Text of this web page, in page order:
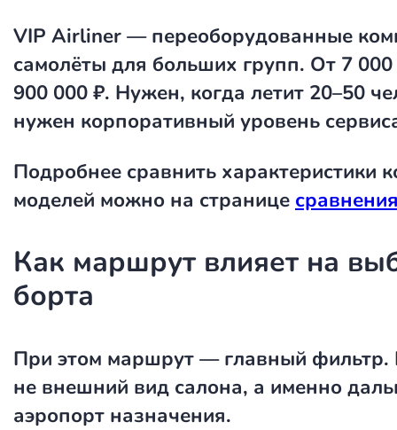
VIP Airliner— переоборудованные
самолёты для больших групп. От 7
900 000 ₽. Нужен, когда летит 20–50
нужен корпоративный уровень
Подробнее сравнить характеристики
моделей можно на странице
Как маршрут влияет на
борта
При этом маршрут — главный фильтр.
не внешний вид салона, а именно
аэропорт назначения.